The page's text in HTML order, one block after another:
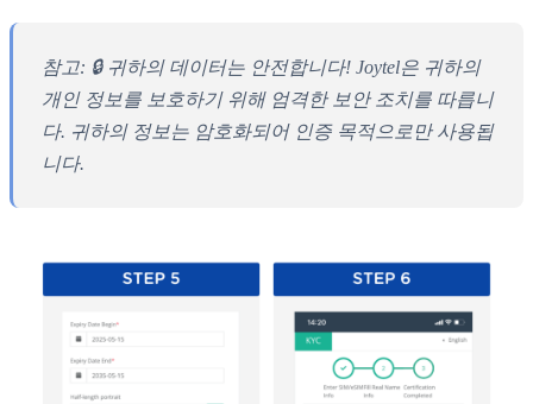
참고: 🔒 귀하의 데이터는 안전합니다! Joytel은 귀하의
개인 정보를 보호하기 위해 엄격한 보안 조치를 따릅니
다. 귀하의 정보는 암호화되어 인증 목적으로만 사용됩
니다.